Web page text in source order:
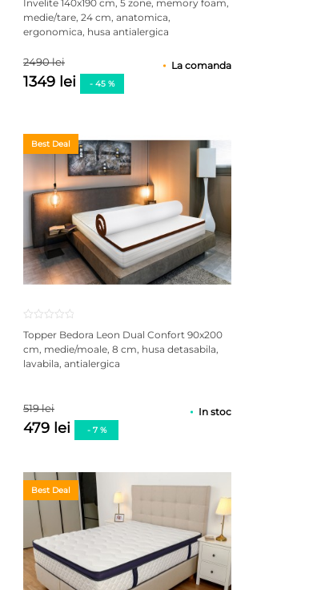
Invelite 140x190 cm, 5 zone, memory foam,
medie/tare, 24 cm, anatomica,
ergonomica, husa antialergica
2490 lei
1349 lei - 45 %
La comanda
Best Deal
Topper Bedora Leon Dual Confort 90x200
cm, medie/moale, 8 cm, husa detasabila,
lavabila, antialergica
519 lei
479 lei - 7 %
In stoc
Best Deal